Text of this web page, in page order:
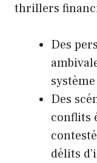
thrillers
Des
Des
conflits
délits